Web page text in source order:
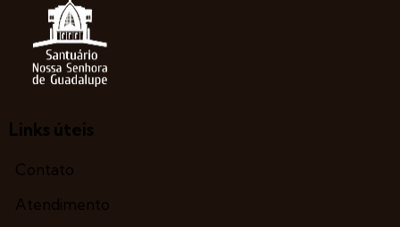
Links úteis
Contato
Atendimento